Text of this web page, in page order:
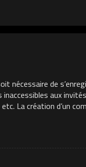
nécessaire de
aux
La création d’un